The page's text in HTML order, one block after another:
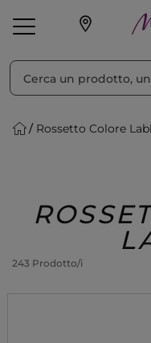
Make-up
Rossetto Colore
243 Prodotto/i
Ordina per